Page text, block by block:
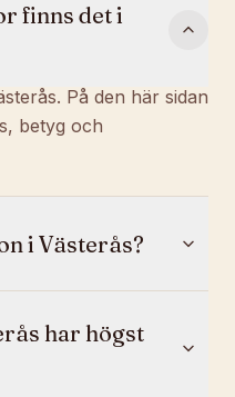
finns det i
På den här sidan
betyg och
i Västerås?
har högst